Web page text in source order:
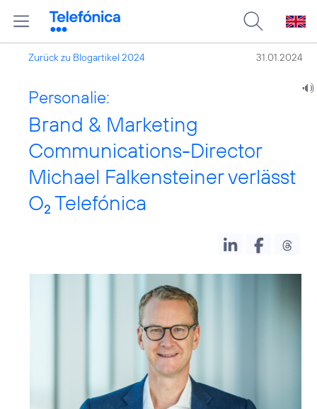
Zurück zu Blogartikel 2024 31.01.2024
Personalie:
Brand & Marketing
Communications-Director
Michael Falkensteiner verlässt
O2 Telefónica